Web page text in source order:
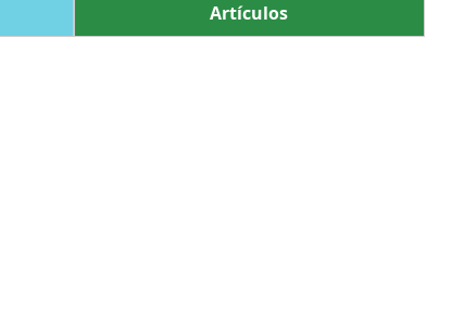
Artículos